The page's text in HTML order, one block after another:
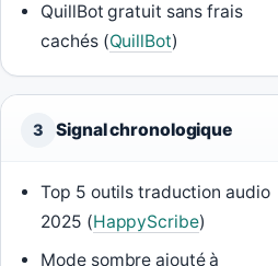
QuillBot gratuit sans frais
cachés (QuillBot)
3 Signal chronologique
Top 5 outils traduction audio
2025 (HappyScribe)
Mode sombre ajouté à